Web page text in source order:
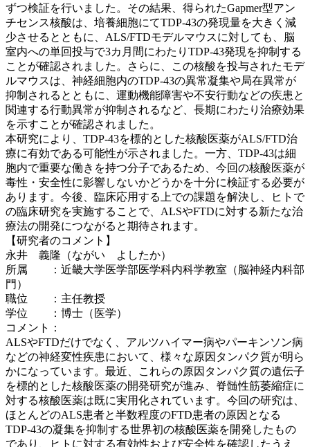
ずつ検証を行いました。その結果、得られたGapmer型アン
チセンス核酸は、培養細胞にてTDP-43の発現量を大きく減
少させるとともに、ALS/FTDモデルマウスに対しても、脳
室内への単回投与で3カ月間にわたりTDP-43発現を抑制する
ことが確認されました。さらに、この核酸を投与されたモデ
ルマウスは、神経細胞内のTDP-43の異常凝集や局在異常が
抑制されるとともに、運動機能障害や不安行動などの疾患と
関連する行動異常が抑制されるなど、長期にわたり治療効果
を示すことが確認されました。
本研究により、TDP-43を標的とした核酸医薬がALS/FTD治
療に有効である可能性が示されました。一方、TDP-43は細
胞内で重要な働きを持つ分子であるため、今回の核酸医薬が
毒性・安全性に影響しないかどうかを十分に検証する必要が
あります。今後、臨床応用する上での課題を解決し、ヒトで
の臨床研究を実施することで、ALSやFTDに対する新たな治
療法の開発につながると期待されます。
【研究者のコメント】
永井 義隆（ながい よしたか）
所属 ：近畿大学医学部医学科内科学教室（脳神経内科部
門）
職位 ：主任教授
学位 ：博士（医学）
コメント：
ALSやFTDだけでなく、アルツハイマー病やパーキンソン病
などの神経変性疾患において、様々な原因タンパク質が明ら
かになっています。最近、これらの原因タンパク質の遺伝子
を標的とした核酸医薬の開発研究が進み、脊髄性筋萎縮症に
対する核酸医薬は既に実用化されています。今回の研究は、
ほとんどのALS患者と半数程度のFTD患者の原因となる
TDP-43の凝集を抑制する世界初の核酸医薬を開発したもの
であり、ヒトに対する有効性および安全性を確認したうえ